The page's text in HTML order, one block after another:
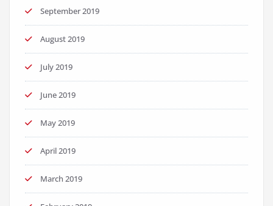
September 2019
August 2019
July 2019
June 2019
May 2019
April 2019
March 2019